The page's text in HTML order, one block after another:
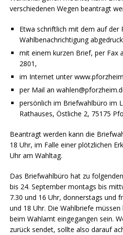
verschiedenen Wegen beantragt
Etwa schriftlich mit dem auf der
Wahlbenachrichtigung
mit einem kurzen Brief, per Fax
2801,
im Internet unter
per Mail an
persönlich im Briefwahlbüro im
Rathauses, Östliche 2, 75175
Beantragt werden kann die
18 Uhr, im Falle einer plötzlichen
Uhr am Wahltag.
Das Briefwahlbüro hat zu
bis 24. September montags bis
7.30 und 16 Uhr, donnerstags und
und 18 Uhr. Die Wahlbriefe
beim Wahlamt eingegangen sein.
zurück sendet, sollte also darauf